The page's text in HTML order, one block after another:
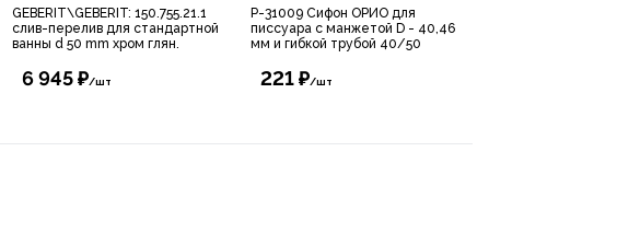
GEBERIT\GEBERIT: 150.755.21.1
слив-перелив для стандартной
ванны d 50 mm хром глян.
6 945 ₽/шт
P-31009 Сифон ОРИО для
писсуара с манжетой D - 40,46
мм и гибкой трубой 40/50
221 ₽/шт